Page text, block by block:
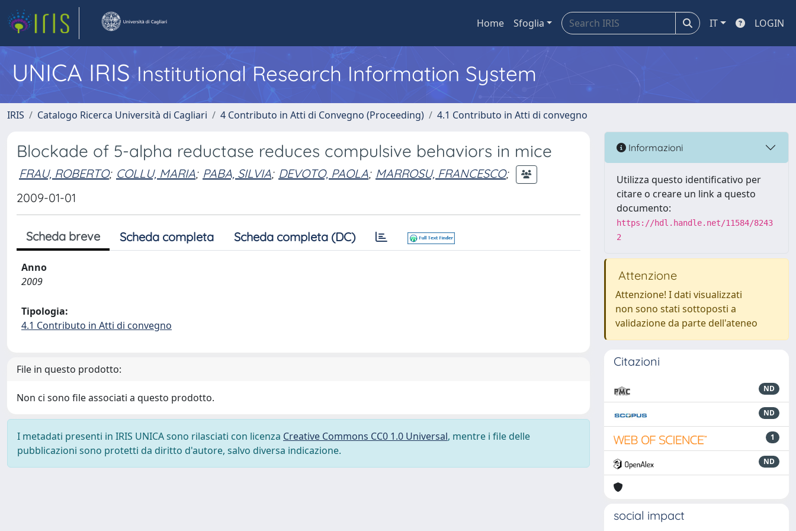
Home Sfoglia IT LOGIN
UNICA IRISInstitutional Research Information System
IRIS Catalogo Ricerca Università di Cagliari 4 Contributo in Atti di Convegno (Proceeding) 4.1 Contributo in Atti di convegno
Blockade of 5-alpha reductase reduces compulsive behaviors in mice
FRAU, ROBERTO; COLLU, MARIA; PABA, SILVIA; DEVOTO, PAOLA; MARROSU, FRANCESCO;
2009-01-01
Scheda breve Scheda completa Scheda completa (DC)
Anno
2009
Tipologia:
4.1 Contributo in Atti di convegno
File in questo prodotto:
Non ci sono file associati a questo prodotto.
I metadati presenti in IRIS UNICA sono rilasciati con licenza Creative Commons CC0 1.0 Universal, mentre i file delle
pubblicazioni sono protetti da diritto d'autore, salvo diversa indicazione.
Informazioni
Utilizza questo identificativo per
citare o creare un link a questo
documento:
https://hdl.handle.net/11584/8243
2
Attenzione
Attenzione! I dati visualizzati
non sono stati sottoposti a
validazione da parte dell'ateneo
Citazioni
ND
ND
1
ND
social impact